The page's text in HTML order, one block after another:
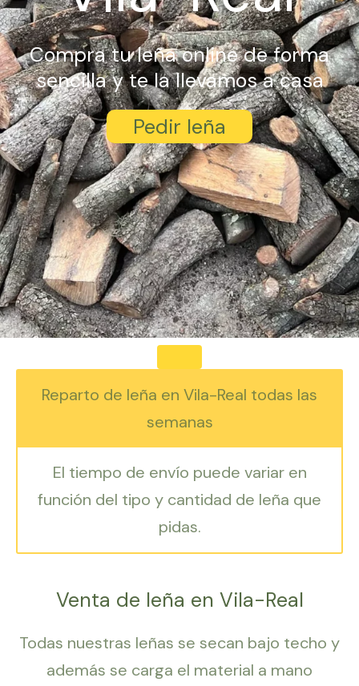
Compra tu leña online de forma
sencilla y te la llevamos a casa
Pedir leña
Reparto de leña en Vila-Real todas las
semanas
El tiempo de envío puede variar en
función del tipo y cantidad de leña que
pidas.
Venta de leña en Vila-Real
Todas nuestras leñas se secan bajo techo y
además se carga el material a mano